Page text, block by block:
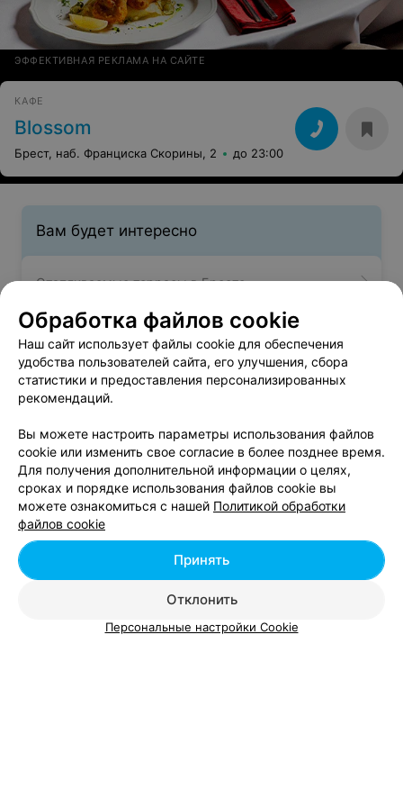
ЭФФЕКТИВНАЯ РЕКЛАМА НА САЙТЕ
КАФЕ
Blossom
Брест, наб. Франциска Скорины, 2 до 23:00
Вам будет интересно
Отапливаемые террасы в Бресте
Пространства для отдыха в Бресте
Поминальный стол в Бресте
Добавить компанию
Добавить специалиста
Обработка файлов cookie
Наш сайт использует файлы cookie для обеспечения
удобства пользователей сайта, его улучшения, сбора
статистики и предоставления персонализированных
рекомендаций.
Вы можете настроить параметры использования файлов
cookie или изменить свое согласие в более позднее время.
Для получения дополнительной информации о целях,
сроках и порядке использования файлов cookie вы
можете ознакомиться с нашей Политикой обработки
файлов cookie
Отклонить
Принять
Персональные настройки Cookie